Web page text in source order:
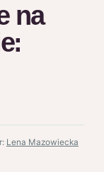
na
Lena Mazowiecka